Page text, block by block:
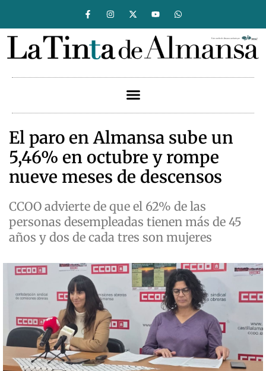
El paro en Almansa sube un
5,46% en octubre y rompe
nueve meses de descensos
CCOO advierte de que el 62% de las
personas desempleadas tienen más de 45
años y dos de cada tres son mujeres